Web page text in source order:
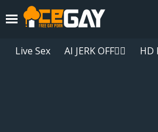
Live Sex AI JERK OFF🏳️‍🌈 HD